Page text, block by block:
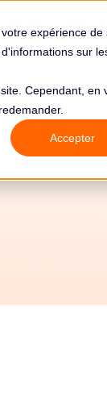
expérience
sur
Cependant, en
Accepter
Tarifs